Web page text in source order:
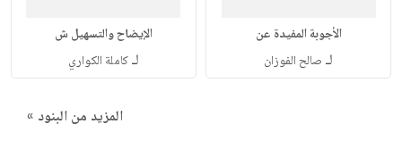
الأجوبة المفيدة عن
لـ صالح الفوزان
الإيضاح والتسهيل ش
لـكاملة الكواري
المزيد من البنود »